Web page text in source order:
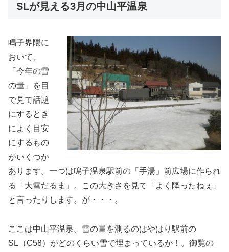
SLが見える3月の中山平温泉
鳴子界隈に
おいて、
「今年の雪
の量」を目
で見て話題
にするとき
によく目安
にするもの
がいくつか
あります。一つは鳴子温泉駅前の「手湯」前広場に作られ
る「大雪だるま」。この大きさを見て「よく降ったねぇ」
と言ったりします。が・・・。
ここは中山平温泉。雪の量を測るのはやはり駅前の
SL（C58）がどのくらい雪で埋まっているか！。御覧の